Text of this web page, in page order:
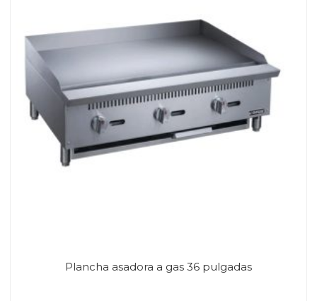
Plancha asadora a gas 36 pulgadas